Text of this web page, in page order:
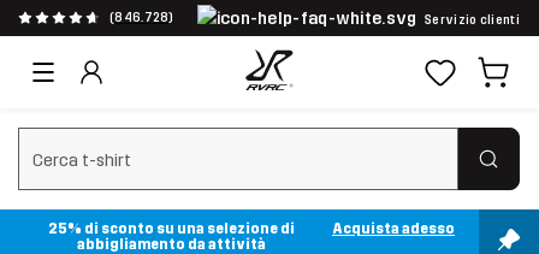
(846.728) Servizio clienti
Cancella ricerca
25% di sconto su una selezione di
abbigliamento da attività
Acquista adesso